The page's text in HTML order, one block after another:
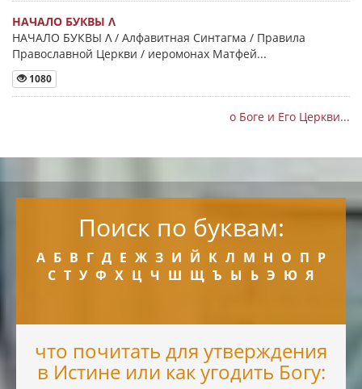
НАЧАЛО БУКВЫ Λ
НАЧАЛО БУКВЫ Λ / Алфавитная Синтагма / Правила
Православной Церкви / иеромонах Матфей...
1080
о Боге и Его Церкви...
Поиск по буквам:
А Б В Г Д Е Ж З И Й К Л М Н О П Р
С Т У Ф Х Ц Ч Ш Щ Ъ Ы Ь Э Ю Я
что почитать для утверждения
в Истине или как угодить Богу: